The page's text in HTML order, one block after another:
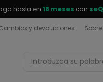
hasta en 18 meses con
Cambios y devoluciones Sobre